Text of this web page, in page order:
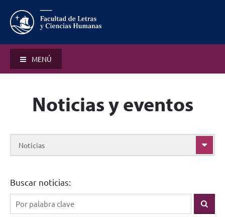
MENÚ
Noticias y eventos
Noticias
Buscar noticias: